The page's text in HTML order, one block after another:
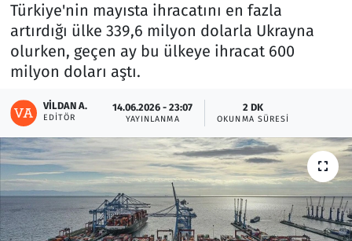
Türkiye'nin mayısta ihracatını en fazla
artırdığı ülke 339,6 milyon dolarla Ukrayna
olurken, geçen ay bu ülkeye ihracat 600
milyon doları aştı.
VILDAN A.
EDITÖR
14.06.2026 - 23:07
YAYINLANMA
2 DK
OKUNMA SÜRESI
Kurumsal Haberler
Lezzet Durağı
Oyun
Ramazan